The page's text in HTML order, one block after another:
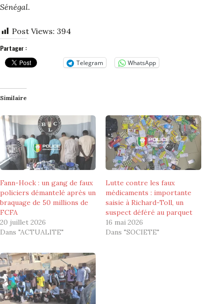
Sénégal.
Post Views: 394
Partager :
Telegram
WhatsApp
Similaire
Fann-Hock : un gang de faux
policiers démantelé après un
braquage de 50 millions de
FCFA
20 juillet 2026
Dans "ACTUALITE"
Lutte contre les faux
médicaments : importante
saisie à Richard-Toll, un
suspect déféré au parquet
16 mai 2026
Dans "SOCIETE"